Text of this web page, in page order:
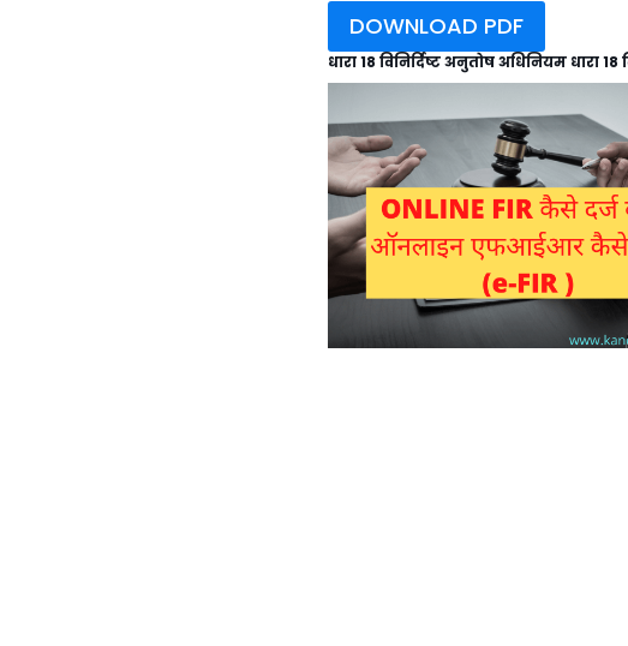
DOWNLOAD PDF
धारा 18 विनिर्दिष्ट अनुतोष अधिनियम धारा